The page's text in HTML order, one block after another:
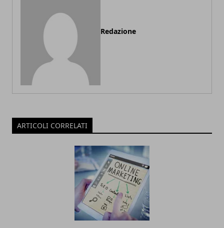
Redazione
ARTICOLI CORRELATI